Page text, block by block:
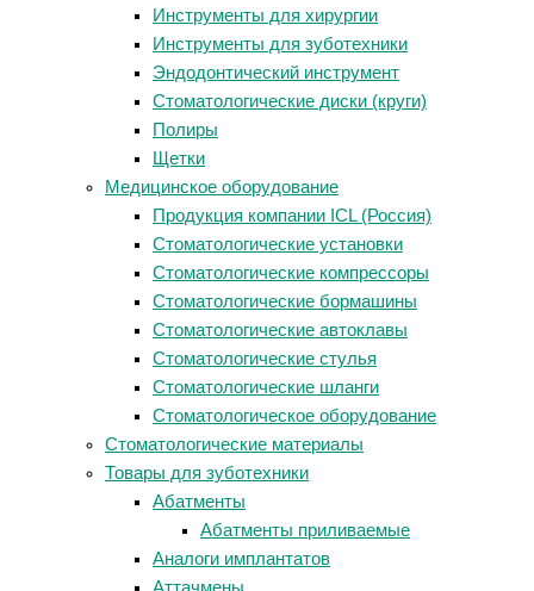
Инструменты для хирургии
Инструменты для зуботехники
Эндодонтический инструмент
Стоматологические диски (круги)
Полиры
Щетки
Медицинское оборудование
Продукция компании ICL (Россия)
Стоматологические установки
Стоматологические компрессоры
Стоматологические бормашины
Стоматологические автоклавы
Стоматологические стулья
Стоматологические шланги
Стоматологическое оборудование
Стоматологические материалы
Товары для зуботехники
Абатменты
Абатменты приливаемые
Аналоги имплантатов